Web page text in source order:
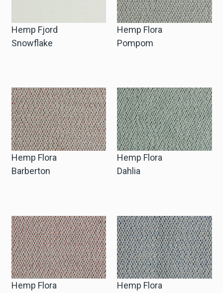
Hemp Fjord
Snowflake
Hemp Flora
Pompom
Hemp Flora
Barberton
Hemp Flora
Dahlia
Hemp Flora
Hemp Flora
Anmelden
Sprache
English
Nederlands